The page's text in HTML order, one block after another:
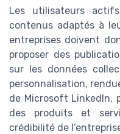
Les utilisateurs
contenus adaptés à
entreprises doivent
proposer des
sur les données
personnalisation,
de Microsoft LinkedIn,
des produits et
crédibilité de